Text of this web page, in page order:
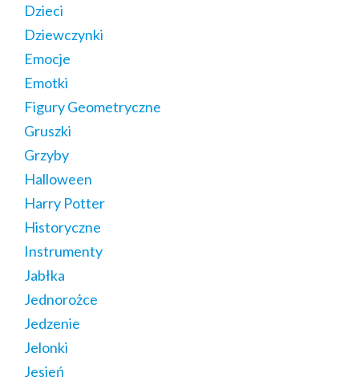
Dzieci
Dziewczynki
Emocje
Emotki
Figury Geometryczne
Gruszki
Grzyby
Halloween
Harry Potter
Historyczne
Instrumenty
Jabłka
Jednorożce
Jedzenie
Jelonki
Jesień